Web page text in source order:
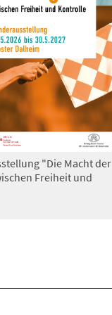
"Die Macht der
Freiheit und